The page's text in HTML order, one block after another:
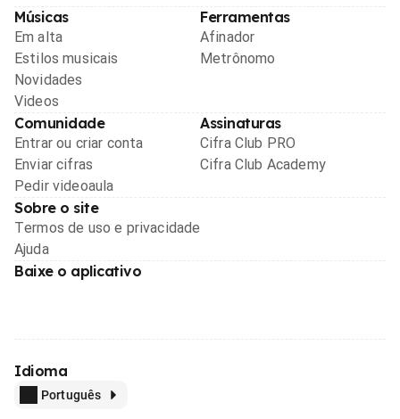
Músicas
Em alta
Estilos musicais
Novidades
Videos
Ferramentas
Afinador
Metrônomo
Comunidade
Entrar ou criar conta
Enviar cifras
Pedir videoaula
Assinaturas
Cifra Club PRO
Cifra Club Academy
Sobre o site
Termos de uso e privacidade
Ajuda
Baixe o aplicativo
Idioma
Português